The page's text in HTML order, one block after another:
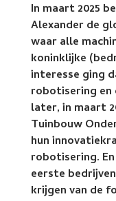
In maart 2025
Alexander de
waar alle
koninklijke
interesse ging
robotisering en
later, in maart
Tuinbouw
hun
robotisering.
eerste
krijgen van de